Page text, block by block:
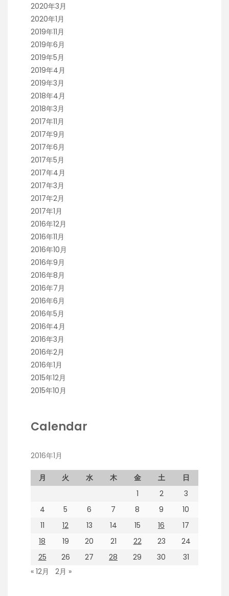
2020年3月
2020年1月
2019年11月
2019年6月
2019年5月
2019年4月
2019年3月
2018年4月
2018年3月
2017年11月
2017年9月
2017年6月
2017年5月
2017年4月
2017年3月
2017年2月
2017年1月
2016年12月
2016年11月
2016年10月
2016年9月
2016年8月
2016年7月
2016年6月
2016年5月
2016年4月
2016年3月
2016年2月
2016年1月
2015年12月
2015年10月
Calendar
2016年1月
月 火 水 木 金 土
日
1
2
3
4
5 6 7 8 9
10
11
12 13 14 15 16
17
18
19 20 21 22 23
24
25
26 27 28 29 30
31
« 12月
2月 »